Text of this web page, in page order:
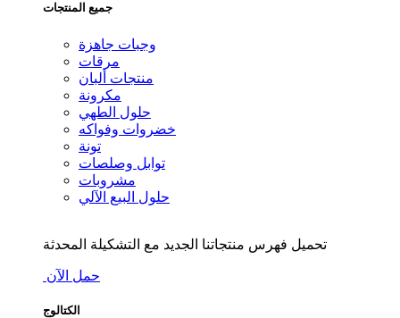
جميع المنتجات
وجبات جاهزة
مرقات
منتجات ألبان
مكرونة
حلول الطهي
خضروات وفواكه
تونة
توابل وصلصات
مشروبات
حلول البيع الآلي
تحميل فهرس منتجاتنا الجديد مع التشكيلة المحدثة
حمل الآن
الكتالوج